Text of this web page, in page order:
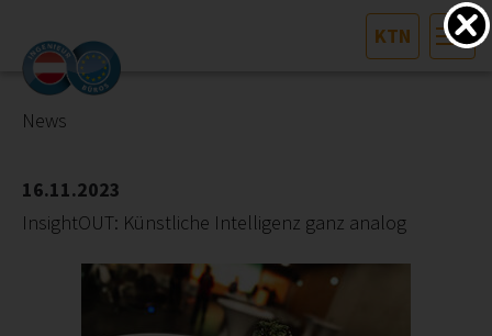
KTN
DAS INGENIEURBÜRO
INTERESSEN­VERTRETUNG
News
16.11.2023
InsightOUT: Künstliche Intelligenz ganz analog